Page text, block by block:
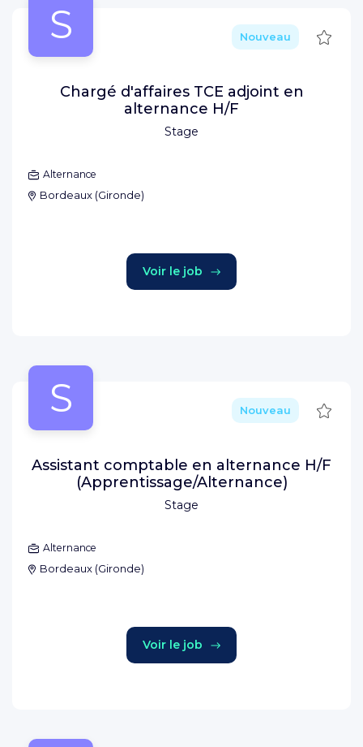
S
Stage
Nouveau
Chargé d'affaires TCE adjoint en
alternance H/F
Alternance
Bordeaux (Gironde)
Voir le job
S
Stage
Nouveau
Assistant comptable en alternance H/F
(Apprentissage/Alternance)
Alternance
Bordeaux (Gironde)
Voir le job